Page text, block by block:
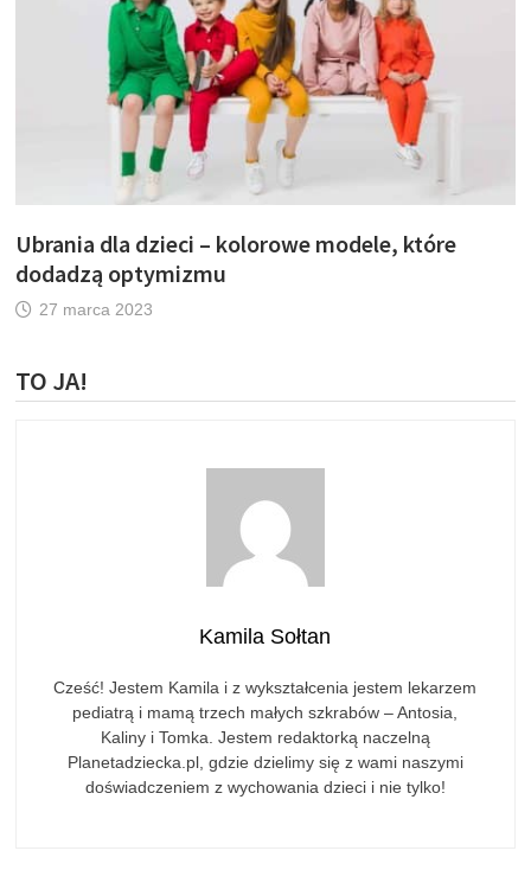
Ubrania dla dzieci – kolorowe modele, które
dodadzą optymizmu
27 marca 2023
TO JA!
Kamila Sołtan
Cześć! Jestem Kamila i z wykształcenia jestem lekarzem
pediatrą i mamą trzech małych szkrabów – Antosia,
Kaliny i Tomka. Jestem redaktorką naczelną
Planetadziecka.pl, gdzie dzielimy się z wami naszymi
doświadczeniem z wychowania dzieci i nie tylko!